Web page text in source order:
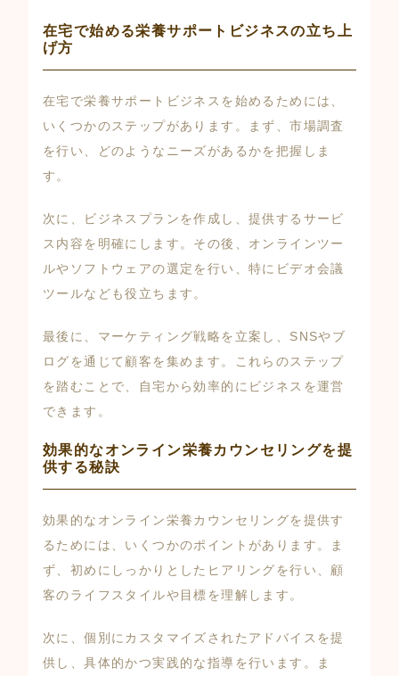
在宅で始める栄養サポートビジネスの立ち上
げ方
在宅で栄養サポートビジネスを始めるためには、
いくつかのステップがあります。まず、市場調査
を行い、どのようなニーズがあるかを把握しま
す。
次に、ビジネスプランを作成し、提供するサービ
ス内容を明確にします。その後、オンラインツー
ルやソフトウェアの選定を行い、特にビデオ会議
ツールなども役立ちます。
最後に、マーケティング戦略を立案し、SNSやブ
ログを通じて顧客を集めます。これらのステップ
を踏むことで、自宅から効率的にビジネスを運営
できます。
効果的なオンライン栄養カウンセリングを提
供する秘訣
効果的なオンライン栄養カウンセリングを提供す
るためには、いくつかのポイントがあります。ま
ず、初めにしっかりとしたヒアリングを行い、顧
客のライフスタイルや目標を理解します。
次に、個別にカスタマイズされたアドバイスを提
供し、具体的かつ実践的な指導を行います。ま